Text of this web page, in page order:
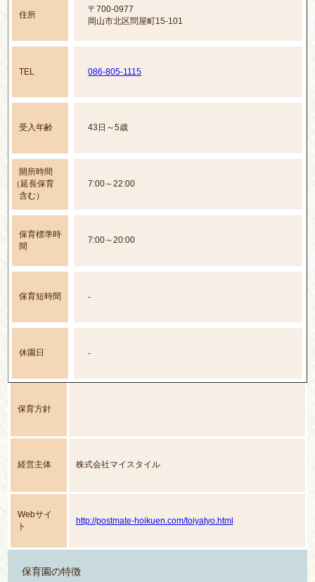
住所
〒700-0977
岡山市北区問屋町15-101
TEL 086-805-1115
受入年齢 43日～5歳
開所時間
（延長保育
含む）
7:00～22:00
保育標準時
間
7:00～20:00
保育短時間 -
休園日 -
保育方針
経営主体 株式会社マイスタイル
Webサイ
ト
http://postmate-hoikuen.com/toiyatyo.html
保育園の特徴